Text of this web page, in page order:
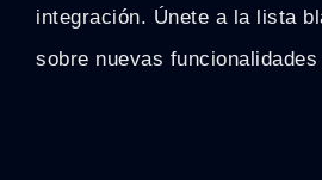
integración. Únete a la lista
sobre nuevas